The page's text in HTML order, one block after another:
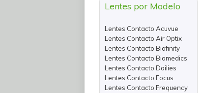
Lentes por Modelo
Lentes Contacto Acuvue
Lentes Contacto Air Optix
Lentes Contacto Biofinity
Lentes Contacto Biomedics
Lentes Contacto Dailies
Lentes Contacto Focus
Lentes Contacto Frequency